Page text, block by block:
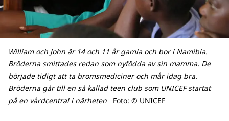
William och John är 14 och 11 år gamla och bor i Namibia.
Bröderna smittades redan som nyfödda av sin mamma. De
började tidigt att ta bromsmediciner och mår idag bra.
Bröderna går till en så kallad teen club som UNICEF startat
på en vårdcentral i närheten
Foto: © UNICEF